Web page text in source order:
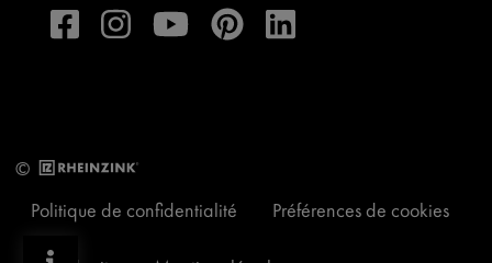
©
Politique de confidentialité Préférences de cookies